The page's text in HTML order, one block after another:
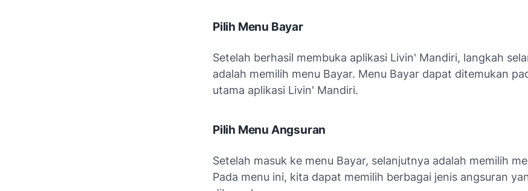
Pilih Menu Bayar
Setelah berhasil membuka aplikasi Livin' Mandiri, langkah
adalah memilih menu Bayar. Menu Bayar dapat ditemukan
utama aplikasi Livin' Mandiri.
Pilih Menu Angsuran
Setelah masuk ke menu Bayar, selanjutnya adalah memilih
Pada menu ini, kita dapat memilih berbagai jenis angsuran